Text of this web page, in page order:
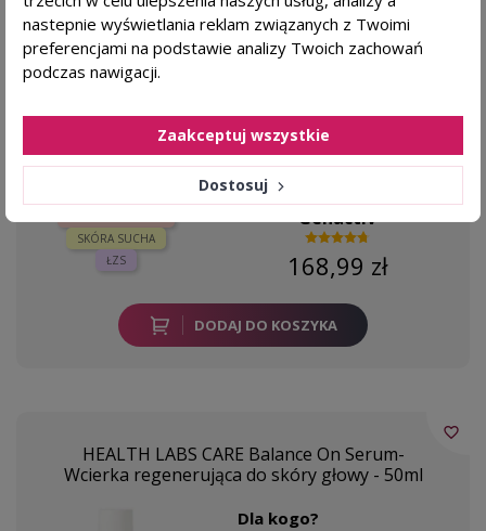
SKÓRA SUCHA
ŁZS
Dla kogo?
podrażnienia skóry głowy
Genactiv
168,99 zł
DODAJ DO KOSZYKA
HEALTH LABS CARE Balance On Serum-
Wcierka regenerująca do skóry głowy - 50ml
Dla kogo?
favorite_border
nastepnie wyświetlania reklam związanych z Twoimi
preferencjami na podstawie analizy Twoich zachowań
podczas nawigacji.
Dostosuj
Zaakceptuj wszystkie